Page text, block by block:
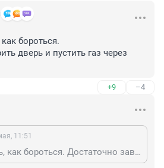
бороться.
дверь и пустить газ через
+9 –4
11:51
Была же новость, как бороться. Достаточно заварить дверь и пустить газ через замок